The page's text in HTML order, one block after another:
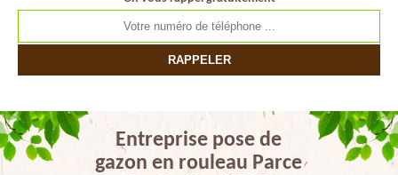
Entreprise pose de
gazon en rouleau Parce